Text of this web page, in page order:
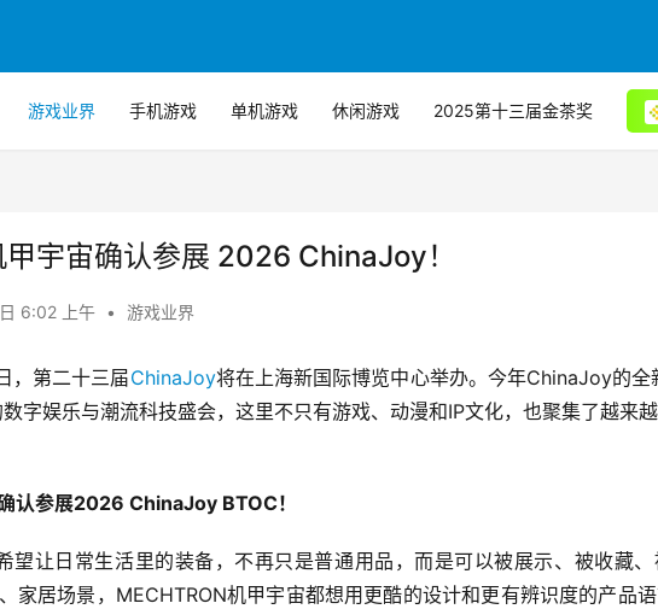
游戏业界 手机游戏 单机游戏 休闲游戏 2025第十三届金茶奖
宇宙确认参展 2026 ChinaJoy！
6:02 上午 • 游戏业界
，第二十三届ChinaJoy将在上海新国际博览中心举办。今年ChinaJoy的全
字娱乐与潮流科技盛会，这里不只有游戏、动漫和IP文化，也聚集了越来
认参展2026 ChinaJoy BTOC！
望让日常生活里的装备，不再只是普通用品，而是可以被展示、被收藏
家居场景，MECHTRON机甲宇宙都想用更酷的设计和更有辨识度的产品